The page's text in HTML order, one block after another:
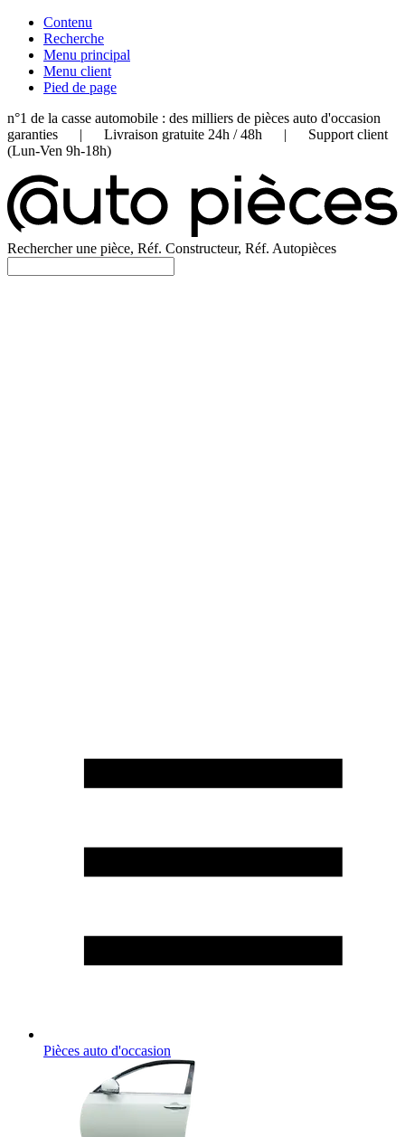
Contenu
Recherche
Menu principal
Menu client
Pied de page
n°1 de la casse automobile : des milliers de pièces auto d'occasion
garanties | Livraison gratuite 24h / 48h | Support client
(Lun-Ven 9h-18h)
Rechercher une pièce, Réf. Constructeur, Réf. Autopièces
Pièces auto d'occasion